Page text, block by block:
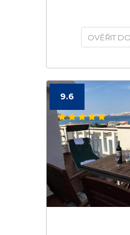
OVĚŘIT
9.6